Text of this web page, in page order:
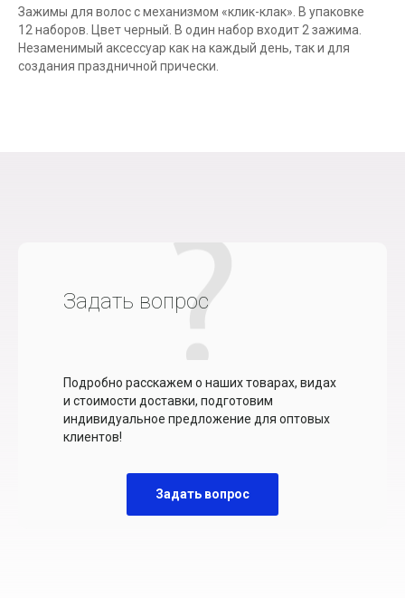
Зажимы для волос с механизмом «клик-клак». В упаковке
12 наборов. Цвет черный. В один набор входит 2 зажима.
Незаменимый аксессуар как на каждый день, так и для
создания праздничной прически.
Задать вопрос
Подробно расскажем о наших товарах, видах
и стоимости доставки, подготовим
индивидуальное предложение для оптовых
клиентов!
Задать вопрос